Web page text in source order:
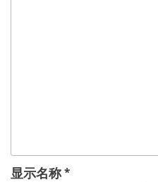
显示名称*